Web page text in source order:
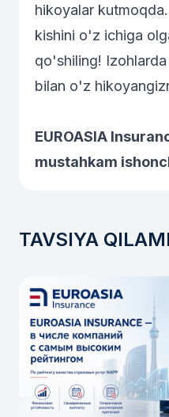
hikoyalar
kishini o'z ichiga
qo'shiling!
bilan o'z
EUROASIA
mustahkam
TAVSIYA